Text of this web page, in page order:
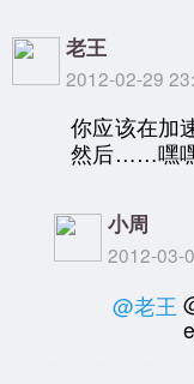
老王
2012-02-29
你应该在加
然后……嘿
小周
2012-03-
@老王